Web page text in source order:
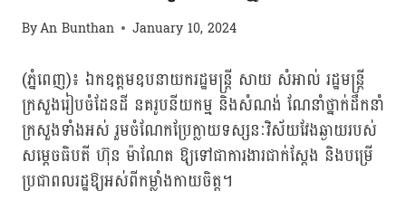
ByAn Bunthan January 10, 2024
(ភ្នំពេញ)៖ ឯកឧត្តមឧបនាយករដ្ឋមន្ត្រី សាយ សំអាល់ រដ្ឋមន្ត្រី
ក្រសួងរៀបចំដែនដី នគរូបនីយកម្ម និងសំណង់ ណែនាំថ្នាក់ដឹកនាំ
ក្រសួងទាំងអស់ រួមចំណែកប្រែក្លាយទស្សនៈវិស័យវែងឆ្ងាយរបស់
សម្ដេចធិបតី ហ៊ុន ម៉ាណែត ឱ្យទៅជាការងារជាក់ស្ដែង និងបម្រើ
ប្រជាពលរដ្ឋឱ្យអស់ពីកម្លាំងកាយចិត្ត។